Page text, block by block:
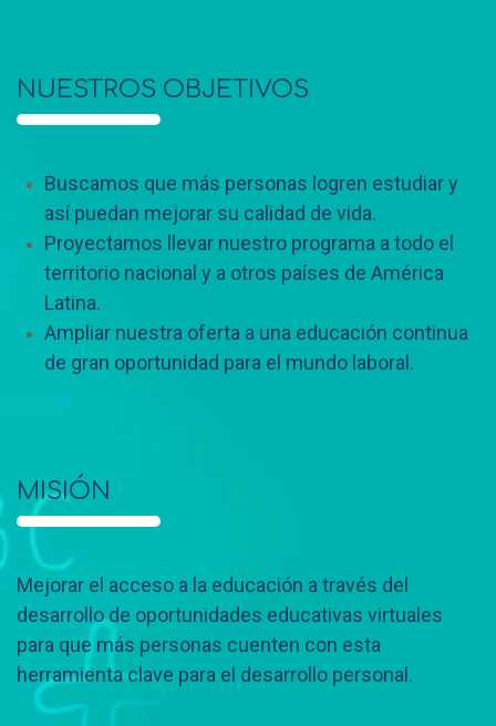
NUESTROS OBJETIVOS
Buscamos que más personas logren estudiar y
así puedan mejorar su calidad de vida.
Proyectamos llevar nuestro programa a todo el
territorio nacional y a otros países de América
Latina.
Ampliar nuestra oferta a una educación continua
de gran oportunidad para el mundo laboral.
MISIÓN
Mejorar el acceso a la educación a través del
desarrollo de oportunidades educativas virtuales
para que más personas cuenten con esta
herramienta clave para el desarrollo personal.